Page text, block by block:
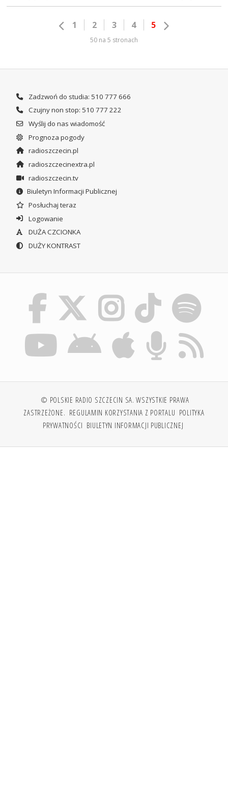
1 2 3 4 5
50 na 5 stronach
Zadzwoń do studia: 510 777 666
Czujny non stop: 510 777 222
Wyślij do nas wiadomość
Prognoza pogody
radioszczecin.pl
radioszczecinextra.pl
radioszczecin.tv
Biuletyn Informacji Publicznej
Posłuchaj teraz
Logowanie
DUŻA CZCIONKA
DUŻY KONTRAST
© POLSKIE RADIO SZCZECIN SA. WSZYSTKIE PRAWA
ZASTRZEŻONE. REGULAMIN KORZYSTANIA Z PORTALU POLITYKA
PRYWATNOŚCI BIULETYN INFORMACJI PUBLICZNEJ